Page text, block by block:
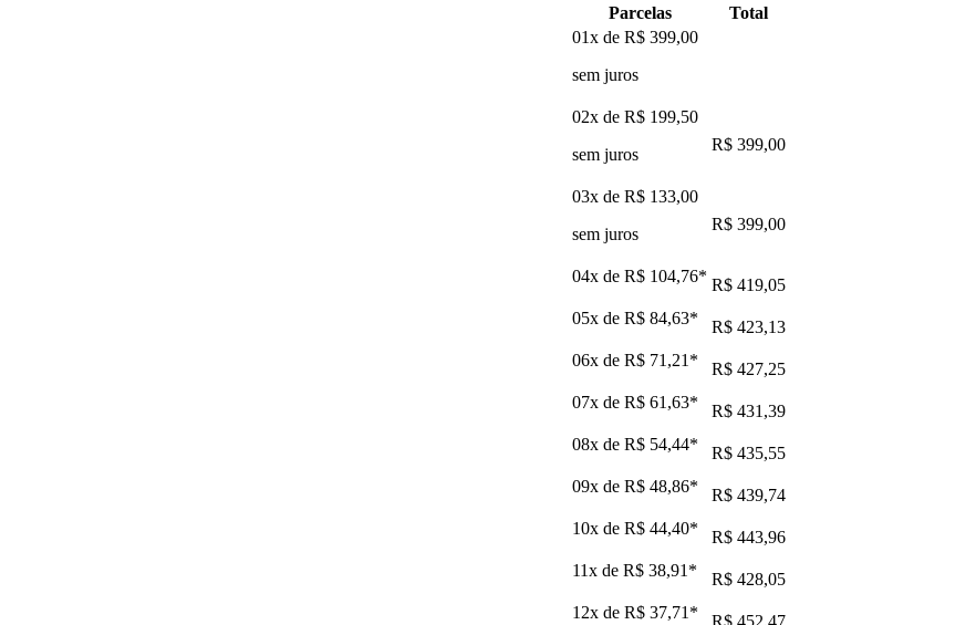
Parcelas
Total
01x de R$ 399,00
sem juros
02x de R$ 199,50
sem juros
R$ 399,00
03x de R$ 133,00
sem juros
R$ 399,00
04x de R$ 104,76* R$ 419,05
05x de R$ 84,63*
R$ 423,13
06x de R$ 71,21 *
R$ 427,25
07x de R$ 61,63*
R$ 431,39
08x de R$ 54,44*
R$ 435,55
09x de R$ 48,86*
R$ 439,74
10x de R$ 44,40*
R$ 443,96
11x de R$ 38,91 *
R$ 428,05
12x de R$ 37,71 * R$ 452,47